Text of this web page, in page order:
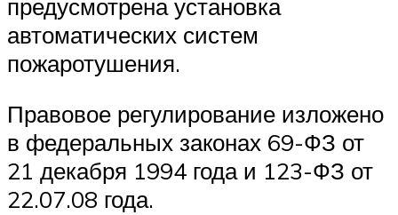
предусмотрена установка
автоматических систем
пожаротушения.
Правовое регулирование изложено
в федеральных законах 69-ФЗ от
21 декабря 1994 года и 123-ФЗ от
22.07.08 года.